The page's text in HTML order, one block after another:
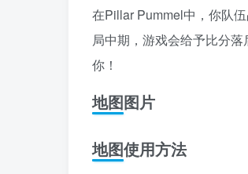
在Pillar Pummel中，你队
局中期，游戏会给予比分
你！
地图图片
地图使用方法